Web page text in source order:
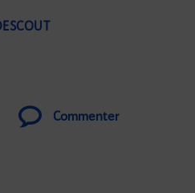
Commenter